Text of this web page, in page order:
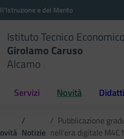
e del Merito
Istituto Tecnico
Girolamo Caruso
Alcamo
Servizi Novità
Notizie
Pubblicazione
nell’era digitale